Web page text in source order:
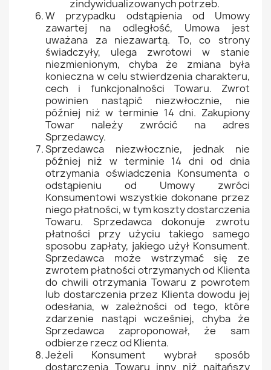
zindywidualizowanych potrzeb.
W przypadku odstąpienia od Umowy
zawartej na odległość, Umowa jest
uważana za niezawartą. To, co strony
świadczyły, ulega zwrotowi w stanie
niezmienionym, chyba że zmiana była
konieczna w celu stwierdzenia charakteru,
cech i funkcjonalności Towaru. Zwrot
powinien nastąpić niezwłocznie, nie
później niż w terminie 14 dni. Zakupiony
Towar należy zwrócić na adres
Sprzedawcy.
Sprzedawca niezwłocznie, jednak nie
później niż w terminie 14 dni od dnia
otrzymania oświadczenia Konsumenta o
odstąpieniu od Umowy zwróci
Konsumentowi wszystkie dokonane przez
niego płatności, w tym koszty dostarczenia
Towaru. Sprzedawca dokonuje zwrotu
płatności przy użyciu takiego samego
sposobu zapłaty, jakiego użył Konsument.
Sprzedawca może wstrzymać się ze
zwrotem płatności otrzymanych od Klienta
do chwili otrzymania Towaru z powrotem
lub dostarczenia przez Klienta dowodu jej
odesłania, w zależności od tego, które
zdarzenie nastąpi wcześniej, chyba że
Sprzedawca zaproponował, że sam
odbierze rzecz od Klienta.
Jeżeli Konsument wybrał sposób
dostarczenia Towaru inny niż najtańszy